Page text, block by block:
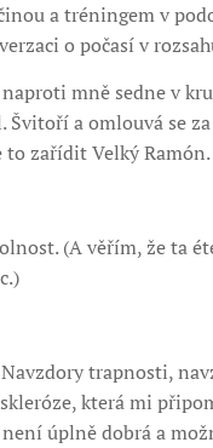
a tréningem v
o počasí v
mně sedne v
Švitoří a omlouvá se
to zařídit Velký
(A věřím, že ta
trapnosti,
která mi
úplně dobrá a